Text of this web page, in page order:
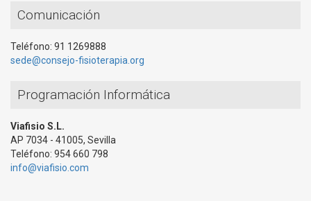
Comunicación
Teléfono: 91 1269888
sede@consejo-fisioterapia.org
Programación Informática
Viafisio S.L.
AP 7034 - 41005, Sevilla
Teléfono: 954 660 798
info@viafisio.com